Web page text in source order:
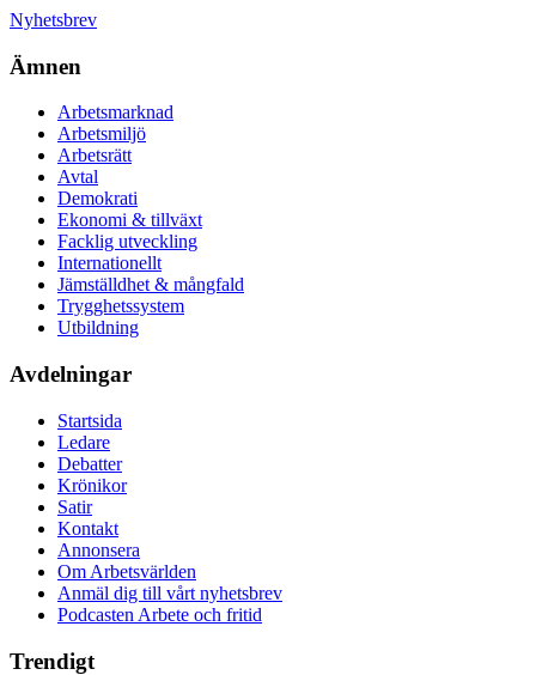
Nyhetsbrev
Ämnen
Arbetsmarknad
Arbetsmiljö
Arbetsrätt
Avtal
Demokrati
Ekonomi & tillväxt
Facklig utveckling
Internationellt
Jämställdhet & mångfald
Trygghetssystem
Utbildning
Avdelningar
Startsida
Ledare
Debatter
Krönikor
Satir
Kontakt
Annonsera
Om Arbetsvärlden
Anmäl dig till vårt nyhetsbrev
Podcasten Arbete och fritid
Trendigt